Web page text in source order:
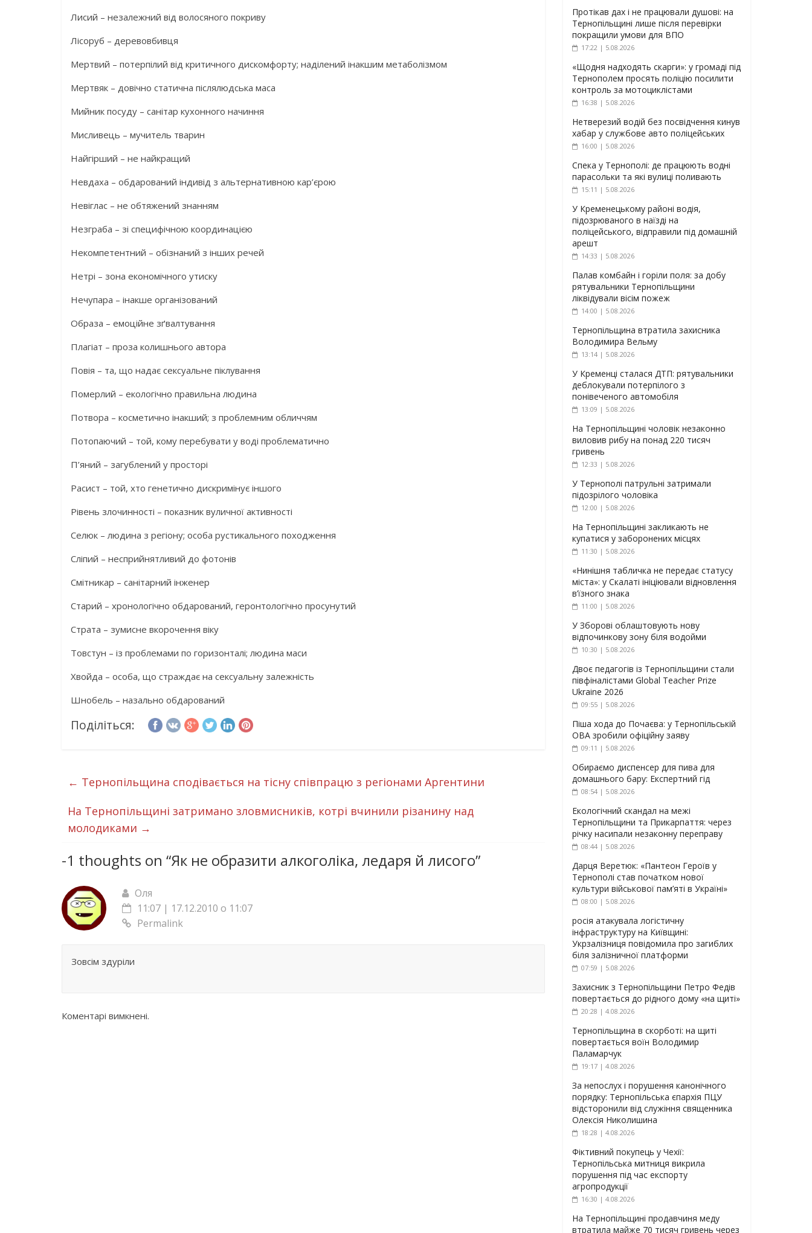
Лисий – незалежний від волосяного покриву
Лісоруб – деревовбивця
Мертвий – потерпілий від критичного дискомфорту; наділений інакшим метаболізмом
Мертвяк – довічно статична післялюдська маса
Мийник посуду – санітар кухонного начиння
Мисливець – мучитель тварин
Найгірший – не найкращий
Невдаха – обдарований індивід з альтернативною кар’єрою
Невіглас – не обтяжений знанням
Незграба – зі специфічною координацією
Некомпетентний – обізнаний з інших речей
Нетрі – зона економічного утиску
Нечупара – інакше організований
Образа – емоційне зґвалтування
Плагіат – проза колишнього автора
Повія – та, що надає сексуальне піклування
Померлий – екологічно правильна людина
Потвора – косметично інакший; з проблемним обличчям
Потопаючий – той, кому перебувати у воді проблематично
П’яний – загублений у просторі
Расист – той, хто генетично дискримінує іншого
Рівень злочинності – показник вуличної активності
Селюк – людина з регіону; особа рустикального походження
Сліпий – несприйнятливий до фотонів
Смітникар – санітарний інженер
Старий – хронологічно обдарований, геронтологічно просунутий
Страта – зумисне вкорочення віку
Товстун – із проблемами по горизонталі; людина маси
Хвойда – особа, що страждає на сексуальну залежність
Шнобель – назально обдарований
Поділіться:
← Тернопільщина сподівається на тісну співпрацю з регіонами Аргентини
На Тернопільщині затримано зловмисників, котрі вчинили різанину над
молодиками →
-1 thoughts on “Як не образити алкоголіка, ледаря й лисого”
Оля
11:07 | 17.12.2010 о 11:07
Permalink
Зовсім здуріли
Коментарі вимкнені.
Протікав дах і не працювали душові: на
Тернопільщині лише після перевірки
покращили умови для ВПО
17:22 | 5.08.2026
«Щодня надходять скарги»: у громаді під
Тернополем просять поліцію посилити
контроль за мотоциклістами
16:38 | 5.08.2026
Нетверезий водій без посвідчення кинув
хабар у службове авто поліцейських
16:00 | 5.08.2026
Спека у Тернополі: де працюють водні
парасольки та які вулиці поливають
15:11 | 5.08.2026
У Кременецькому районі водія,
підозрюваного в наїзді на
поліцейського, відправили під домашній
арешт
14:33 | 5.08.2026
Палав комбайн і горіли поля: за добу
рятувальники Тернопільщини
ліквідували вісім пожеж
14:00 | 5.08.2026
Тернопільщина втратила захисника
Володимира Вельму
13:14 | 5.08.2026
У Кременці сталася ДТП: рятувальники
деблокували потерпілого з
понівеченого автомобіля
13:09 | 5.08.2026
На Тернопільщині чоловік незаконно
виловив рибу на понад 220 тисяч
гривень
12:33 | 5.08.2026
У Тернополі патрульні затримали
підозрілого чоловіка
12:00 | 5.08.2026
На Тернопільщині закликають не
купатися у заборонених місцях
11:30 | 5.08.2026
«Нинішня табличка не передає статусу
міста»: у Скалаті ініціювали відновлення
в’їзного знака
11:00 | 5.08.2026
У Зборові облаштовують нову
відпочинкову зону біля водойми
10:30 | 5.08.2026
Двоє педагогів із Тернопільщини стали
півфіналістами Global Teacher Prize
Ukraine 2026
09:55 | 5.08.2026
Піша хода до Почаєва: у Тернопільській
ОВА зробили офіційну заяву
09:11 | 5.08.2026
Обираємо диспенсер для пива для
домашнього бару: Експертний гід
08:54 | 5.08.2026
Екологічний скандал на межі
Тернопільщини та Прикарпаття: через
річку насипали незаконну переправу
08:44 | 5.08.2026
Дарця Веретюк: «Пантеон Героїв у
Тернополі став початком нової
культури військової пам’яті в Україні»
08:00 | 5.08.2026
росія атакувала логістичну
інфраструктуру на Київщині:
Укрзалізниця повідомила про загиблих
біля залізничної платформи
07:59 | 5.08.2026
Захисник з Тернопільщини Петро Федів
повертається до рідного дому «на щиті»
20:28 | 4.08.2026
Тернопільщина в скорботі: на щиті
повертається воїн Володимир
Паламарчук
19:17 | 4.08.2026
За непослух і порушення канонічного
порядку: Тернопільська єпархія ПЦУ
відсторонили від служіння священника
Олексія Николишина
18:28 | 4.08.2026
Фіктивний покупець у Чехії:
Тернопільська митниця викрила
порушення під час експорту
агропродукції
16:30 | 4.08.2026
На Тернопільщині продавчиня меду
втратила майже 70 тисяч гривень через